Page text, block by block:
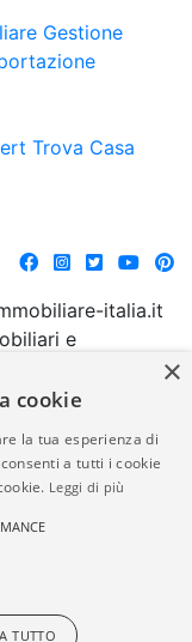
Gestione
Trova Casa
italia.it
e
parte di
italia.it
della
normativa in
dei
by
×
cookie
la tua esperienza di
a tutti i cookie
Leggi di più
TUTTO